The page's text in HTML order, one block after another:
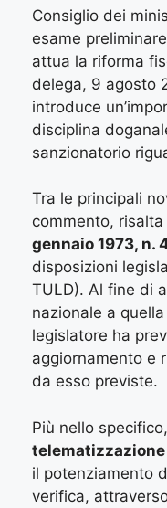
Consiglio dei
esame
attua la riforma
delega, 9 agosto
introduce
disciplina
sanzionatorio
Tra le principali
commento, risalta
gennaio 1973, n.
disposizioni
TULD). Al fine di
nazionale a
legislatore ha
aggiornamento e
da esso previste.
Più nello
il potenziamento
verifica,